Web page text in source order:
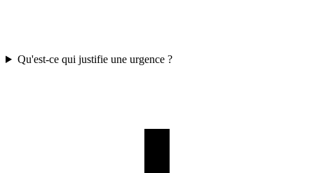
Qu'est-ce qui justifie une urgence ?